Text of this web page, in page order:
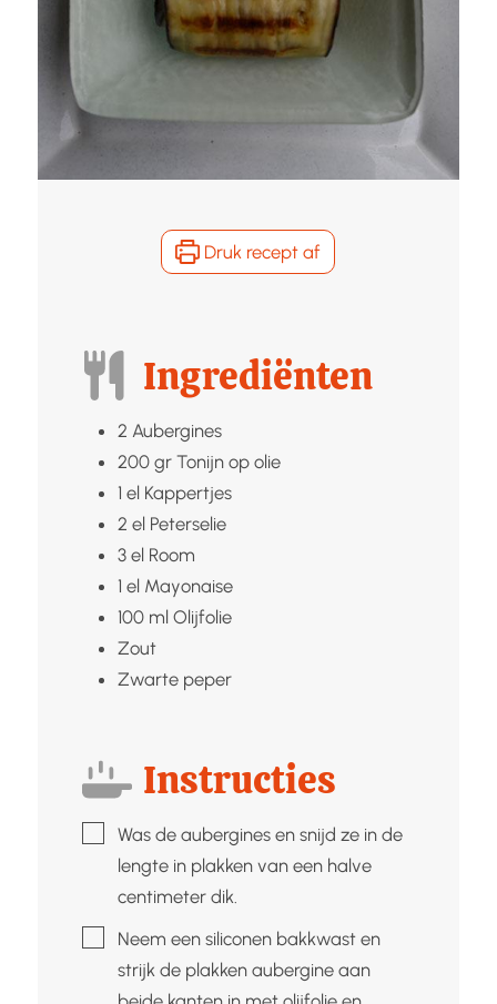
Druk recept af
Ingrediënten
2 Aubergines
200 gr Tonijn op olie
1 el Kappertjes
2 el Peterselie
3 el Room
1 el Mayonaise
100 ml Olijfolie
Zout
Zwarte peper
Instructies
▢Was de aubergines en snijd ze in de
lengte in plakken van een halve
centimeter dik.
▢Neem een siliconen bakkwast en
strijk de plakken aubergine aan